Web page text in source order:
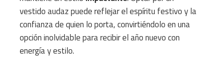
vestido audaz puede reflejar el espíritu festivo y la
confianza de quien lo porta, convirtiéndolo en una
opción inolvidable para recibir el año nuevo con
energía y estilo.